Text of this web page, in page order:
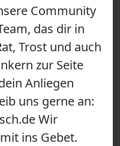
Community
das dir in
Trost und auch
zur Seite
Anliegen
uns gerne an:
Wir
ins Gebet.